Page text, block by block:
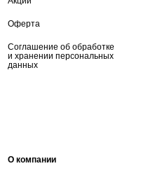
Оферта
Соглашение об обработке
и хранении персональных
данных
О компании